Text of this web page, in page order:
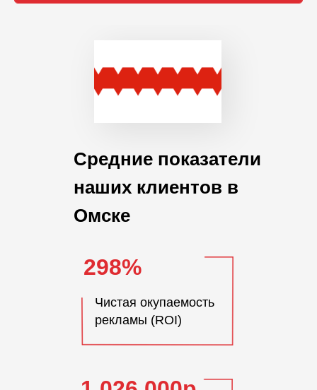
Средние показатели
наших клиентов в
Омске
298%
Чистая окупаемость
рекламы (ROI)